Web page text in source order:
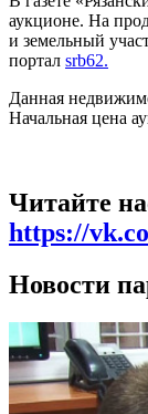
аукционе. На
и земельный
портал srb62.
Данная
Начальная цена
Читайте
https://
Новости